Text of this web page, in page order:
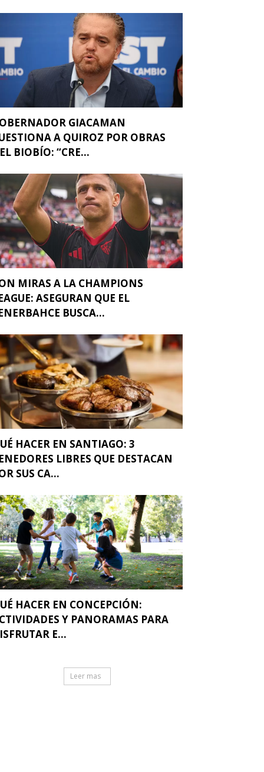
GIACAMAN
A QUIROZ POR OBRAS
BIOBÍO: “CRE...
MIRAS A LA CHAMPIONS
ASEGURAN QUE EL
BUSCA...
HACER EN SANTIAGO: 3
LIBRES QUE DESTACAN
SUS CA...
HACER EN CONCEPCIÓN:
Y PANORAMAS PARA
E...
Leer mas